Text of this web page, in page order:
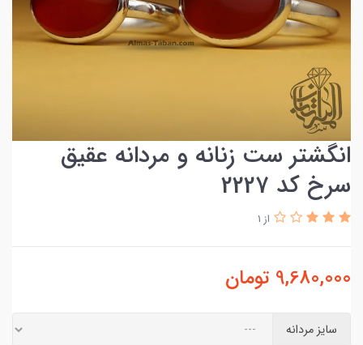
انگشتر ست زنانه و مردانه عقیق
سرخ کد 2227
از 1
9,680,000 تومان
سایز مردانه